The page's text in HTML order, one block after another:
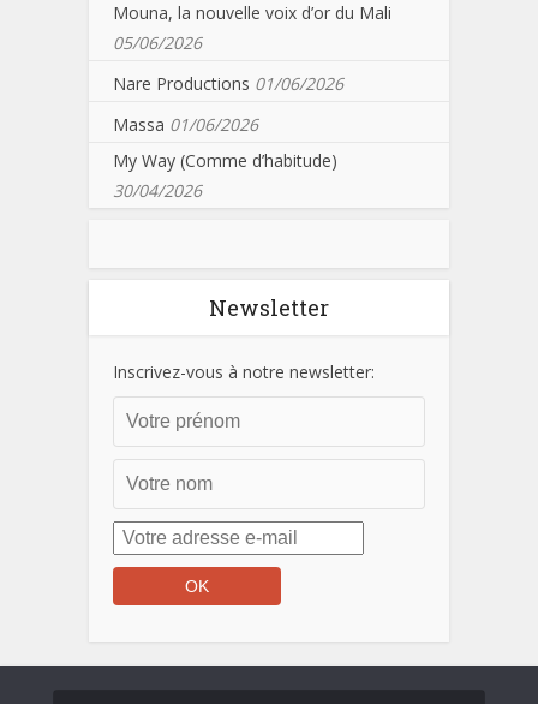
Mouna, la nouvelle voix d’or du Mali
05/06/2026
Nare Productions 01/06/2026
Massa 01/06/2026
My Way (Comme d’habitude)
30/04/2026
Newsletter
Inscrivez-vous à notre newsletter: